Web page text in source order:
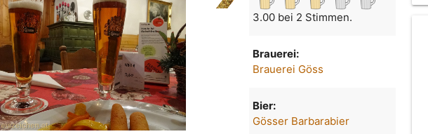
3.00 bei 2 Stimmen.
Brauerei:
Brauerei Göss
Bier:
Gösser Barbarabier